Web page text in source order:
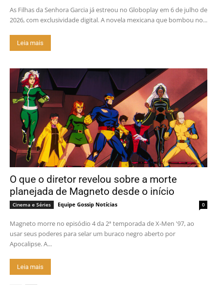
As Filhas da Senhora Garcia já estreou no Globoplay em 6 de julho de
2026, com exclusividade digital. A novela mexicana que bombou no...
Leia mais
O que o diretor revelou sobre a morte
planejada de Magneto desde o início
Cinema e Séries Equipe Gossip Notícias 0
Magneto morre no episódio 4 da 2ª temporada de X-Men '97, ao
usar seus poderes para selar um buraco negro aberto por
Apocalipse. A...
Leia mais